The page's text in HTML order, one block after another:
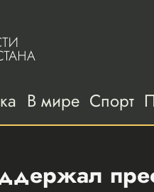
В мире Спорт